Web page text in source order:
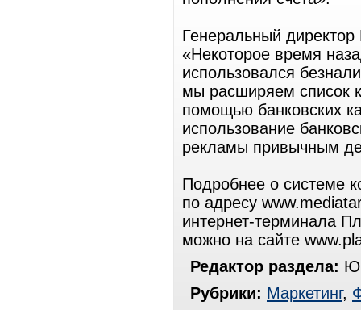
Генеральный
«Некоторое время
использовался
мы расширяем список
помощью банковских
использование
рекламы привычным
Подробнее о системе
по адресу
интернет-терминала
можно на сайте
Редактор раздела:
Рубрики: Маркетинг,